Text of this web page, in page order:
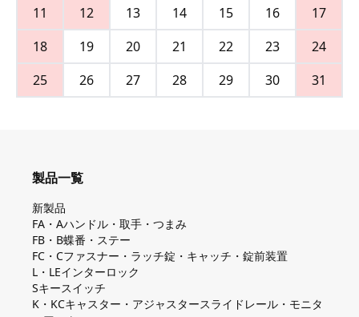
11
12 13 14 15 16
17
18
19 20 21 22 23
24
25
26 27 28 29 30 31
製品一覧
新製品
FA・Aハンドル・取手・つまみ
FB・B蝶番・ステー
FC・Cファスナー・ラッチ錠・キャッチ・錠前装置
L・LEインターロック
Sキースイッチ
K・KCキャスター・アジャスタースライドレール・モニタ